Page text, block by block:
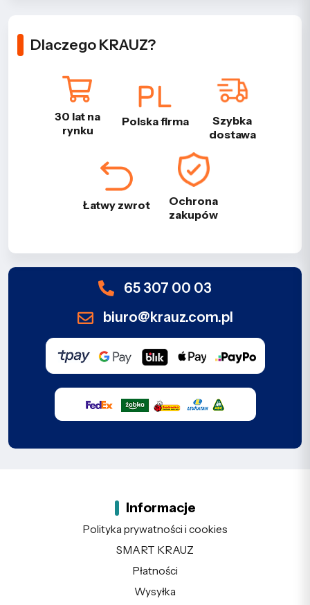
Dlaczego KRAUZ?
30 lat na
rynku
Polska firma
Szybka
dostawa
Łatwy zwrot
Ochrona
zakupów
65 307 00 03
biuro@krauz.com.pl
Informacje
Polityka prywatności i cookies
SMART KRAUZ
Płatności
Wysyłka